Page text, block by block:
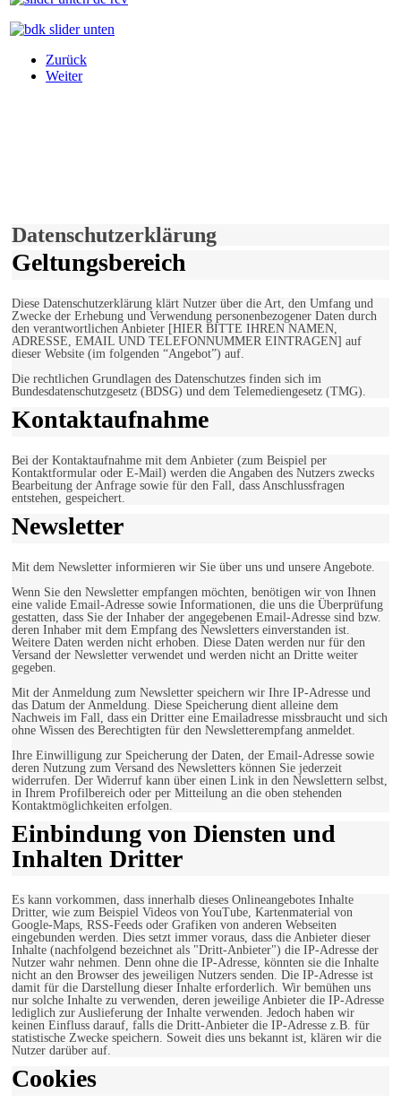
Zurück
Weiter
Datenschutzerklärung
Geltungsbereich
Diese Datenschutzerklärung klärt Nutzer über die Art, den Umfang und
Zwecke der Erhebung und Verwendung personenbezogener Daten durch
den verantwortlichen Anbieter [HIER BITTE IHREN NAMEN,
ADRESSE, EMAIL UND TELEFONNUMMER EINTRAGEN] auf
dieser Website (im folgenden “Angebot”) auf.
Die rechtlichen Grundlagen des Datenschutzes finden sich im
Bundesdatenschutzgesetz (BDSG) und dem Telemediengesetz (TMG).
Kontaktaufnahme
Bei der Kontaktaufnahme mit dem Anbieter (zum Beispiel per
Kontaktformular oder E-Mail) werden die Angaben des Nutzers zwecks
Bearbeitung der Anfrage sowie für den Fall, dass Anschlussfragen
entstehen, gespeichert.
Newsletter
Mit dem Newsletter informieren wir Sie über uns und unsere Angebote.
Wenn Sie den Newsletter empfangen möchten, benötigen wir von Ihnen
eine valide Email-Adresse sowie Informationen, die uns die Überprüfung
gestatten, dass Sie der Inhaber der angegebenen Email-Adresse sind bzw.
deren Inhaber mit dem Empfang des Newsletters einverstanden ist.
Weitere Daten werden nicht erhoben. Diese Daten werden nur für den
Versand der Newsletter verwendet und werden nicht an Dritte weiter
gegeben.
Mit der Anmeldung zum Newsletter speichern wir Ihre IP-Adresse und
das Datum der Anmeldung. Diese Speicherung dient alleine dem
Nachweis im Fall, dass ein Dritter eine Emailadresse missbraucht und sich
ohne Wissen des Berechtigten für den Newsletterempfang anmeldet.
Ihre Einwilligung zur Speicherung der Daten, der Email-Adresse sowie
deren Nutzung zum Versand des Newsletters können Sie jederzeit
widerrufen. Der Widerruf kann über einen Link in den Newslettern selbst,
in Ihrem Profilbereich oder per Mitteilung an die oben stehenden
Kontaktmöglichkeiten erfolgen.
Einbindung von Diensten und
Inhalten Dritter
Es kann vorkommen, dass innerhalb dieses Onlineangebotes Inhalte
Dritter, wie zum Beispiel Videos von YouTube, Kartenmaterial von
Google-Maps, RSS-Feeds oder Grafiken von anderen Webseiten
eingebunden werden. Dies setzt immer voraus, dass die Anbieter dieser
Inhalte (nachfolgend bezeichnet als "Dritt-Anbieter") die IP-Adresse der
Nutzer wahr nehmen. Denn ohne die IP-Adresse, könnten sie die Inhalte
nicht an den Browser des jeweiligen Nutzers senden. Die IP-Adresse ist
damit für die Darstellung dieser Inhalte erforderlich. Wir bemühen uns
nur solche Inhalte zu verwenden, deren jeweilige Anbieter die IP-Adresse
lediglich zur Auslieferung der Inhalte verwenden. Jedoch haben wir
keinen Einfluss darauf, falls die Dritt-Anbieter die IP-Adresse z.B. für
statistische Zwecke speichern. Soweit dies uns bekannt ist, klären wir die
Nutzer darüber auf.
Cookies